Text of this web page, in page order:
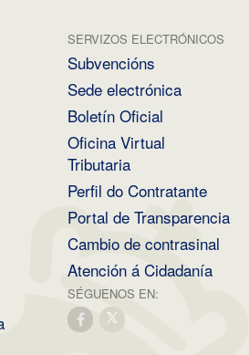
SERVIZOS ELECTRÓNICOS
Subvencións
Sede electrónica
Boletín Oficial
Oficina Virtual
Tributaria
Perfil do Contratante
Portal de Transparencia
Cambio de contrasinal
Atención á Cidadanía
SÉGUENOS EN: